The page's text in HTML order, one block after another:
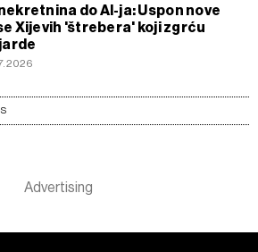
do AI-ja: Uspon nove
Xijevih 'štrebera' koji zgrću